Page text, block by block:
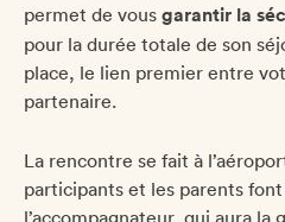
permet de vous garantir la
pour la durée totale de son
place, le lien premier entre
partenaire.
La rencontre se fait à
participants et les parents font
l’accompagnateur, qui aura la